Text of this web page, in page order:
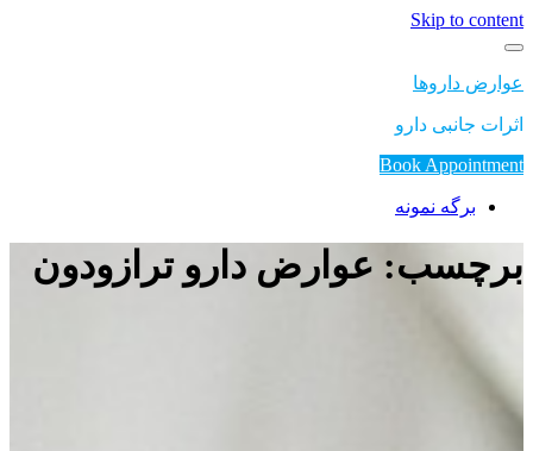
Skip to
داروها
جانبی دارو
Book
برگه نمونه
عوارض دارو ترازودون